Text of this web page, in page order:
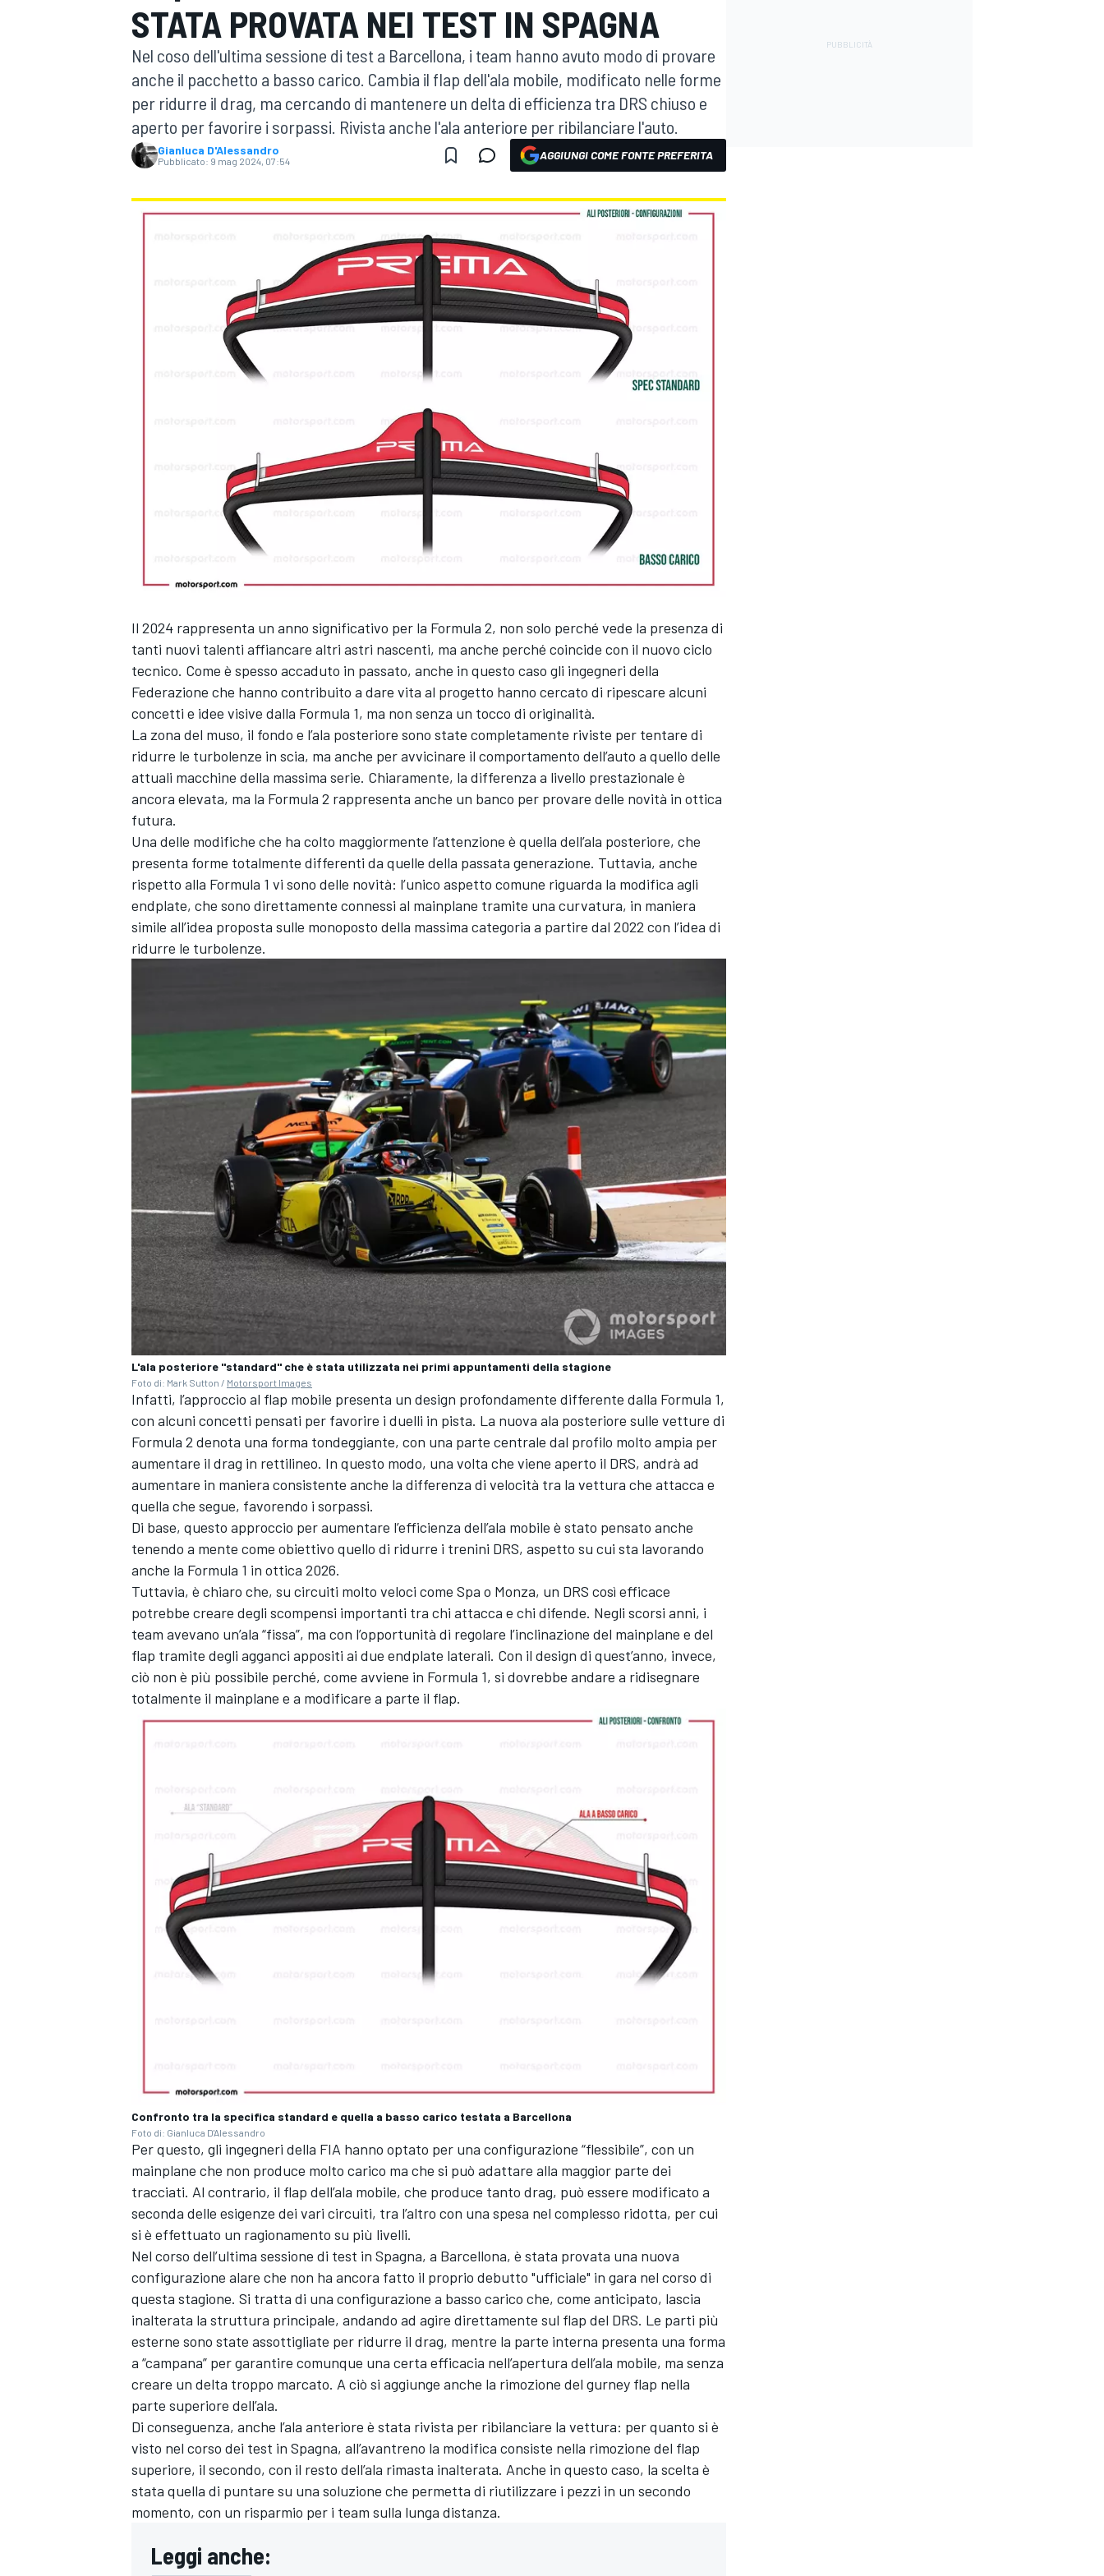
MOTOGP WEC
WRC
MONOPOSTO
ENDURANCE/GT
RALLY
STATA PROVATA NEI TEST IN SPAGNA
Nel coso dell'ultima sessione di test a Barcellona, i team hanno avuto modo di provare
anche il pacchetto a basso carico. Cambia il flap dell'ala mobile, modificato nelle forme
per ridurre il drag, ma cercando di mantenere un delta di efficienza tra DRS chiuso e
aperto per favorire i sorpassi. Rivista anche l'ala anteriore per ribilanciare l'auto.
Gianluca D'Alessandro
Pubblicato: 9 mag 2024, 07:54 AGGIUNGI COME FONTE PREFERITA
Il 2024 rappresenta un anno significativo per la Formula 2, non solo perché vede la presenza di
tanti nuovi talenti affiancare altri astri nascenti, ma anche perché coincide con il nuovo ciclo
tecnico. Come è spesso accaduto in passato, anche in questo caso gli ingegneri della
Federazione che hanno contribuito a dare vita al progetto hanno cercato di ripescare alcuni
concetti e idee visive dalla Formula 1, ma non senza un tocco di originalità.
La zona del muso, il fondo e l’ala posteriore sono state completamente riviste per tentare di
ridurre le turbolenze in scia, ma anche per avvicinare il comportamento dell’auto a quello delle
attuali macchine della massima serie. Chiaramente, la differenza a livello prestazionale è
ancora elevata, ma la Formula 2 rappresenta anche un banco per provare delle novità in ottica
futura.
Una delle modifiche che ha colto maggiormente l’attenzione è quella dell’ala posteriore, che
presenta forme totalmente differenti da quelle della passata generazione. Tuttavia, anche
rispetto alla Formula 1 vi sono delle novità: l’unico aspetto comune riguarda la modifica agli
endplate, che sono direttamente connessi al mainplane tramite una curvatura, in maniera
simile all’idea proposta sulle monoposto della massima categoria a partire dal 2022 con l’idea di
ridurre le turbolenze.
L'ala posteriore "standard" che è stata utilizzata nei primi appuntamenti della stagione
Foto di: Mark Sutton / Motorsport Images
Infatti, l’approccio al flap mobile presenta un design profondamente differente dalla Formula 1,
con alcuni concetti pensati per favorire i duelli in pista. La nuova ala posteriore sulle vetture di
Formula 2 denota una forma tondeggiante, con una parte centrale dal profilo molto ampia per
aumentare il drag in rettilineo. In questo modo, una volta che viene aperto il DRS, andrà ad
aumentare in maniera consistente anche la differenza di velocità tra la vettura che attacca e
quella che segue, favorendo i sorpassi.
Di base, questo approccio per aumentare l’efficienza dell’ala mobile è stato pensato anche
tenendo a mente come obiettivo quello di ridurre i trenini DRS, aspetto su cui sta lavorando
anche la Formula 1 in ottica 2026.
Tuttavia, è chiaro che, su circuiti molto veloci come Spa o Monza, un DRS così efficace
potrebbe creare degli scompensi importanti tra chi attacca e chi difende. Negli scorsi anni, i
team avevano un’ala “fissa”, ma con l’opportunità di regolare l’inclinazione del mainplane e del
flap tramite degli agganci appositi ai due endplate laterali. Con il design di quest’anno, invece,
ciò non è più possibile perché, come avviene in Formula 1, si dovrebbe andare a ridisegnare
totalmente il mainplane e a modificare a parte il flap.
Confronto tra la specifica standard e quella a basso carico testata a Barcellona
Foto di: Gianluca D'Alessandro
Per questo, gli ingegneri della FIA hanno optato per una configurazione “flessibile”, con un
mainplane che non produce molto carico ma che si può adattare alla maggior parte dei
tracciati. Al contrario, il flap dell’ala mobile, che produce tanto drag, può essere modificato a
seconda delle esigenze dei vari circuiti, tra l’altro con una spesa nel complesso ridotta, per cui
si è effettuato un ragionamento su più livelli.
Nel corso dell’ultima sessione di test in Spagna, a Barcellona, è stata provata una nuova
configurazione alare che non ha ancora fatto il proprio debutto "ufficiale" in gara nel corso di
questa stagione. Si tratta di una configurazione a basso carico che, come anticipato, lascia
inalterata la struttura principale, andando ad agire direttamente sul flap del DRS. Le parti più
esterne sono state assottigliate per ridurre il drag, mentre la parte interna presenta una forma
a “campana” per garantire comunque una certa efficacia nell’apertura dell’ala mobile, ma senza
creare un delta troppo marcato. A ciò si aggiunge anche la rimozione del gurney flap nella
parte superiore dell’ala.
Di conseguenza, anche l’ala anteriore è stata rivista per ribilanciare la vettura: per quanto si è
visto nel corso dei test in Spagna, all’avantreno la modifica consiste nella rimozione del flap
superiore, il secondo, con il resto dell’ala rimasta inalterata. Anche in questo caso, la scelta è
stata quella di puntare su una soluzione che permetta di riutilizzare i pezzi in un secondo
momento, con un risparmio per i team sulla lunga distanza.
Leggi anche: